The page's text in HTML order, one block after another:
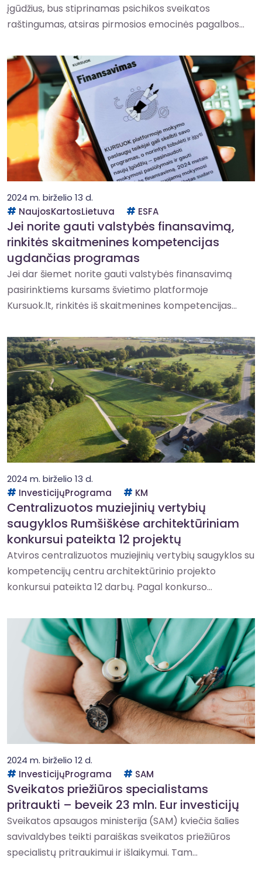
įgūdžius, bus stiprinamas psichikos sveikatos
raštingumas, atsiras pirmosios emocinės pagalbos...
2024 m. birželio 13 d.
NaujosKartosLietuva
ESFA
Jei norite gauti valstybės finansavimą,
rinkitės skaitmenines kompetencijas
ugdančias programas
Jei dar šiemet norite gauti valstybės finansavimą
pasirinktiems kursams švietimo platformoje
Kursuok.lt, rinkitės iš skaitmenines kompetencijas...
2024 m. birželio 13 d.
InvesticijųPrograma
KM
Centralizuotos muziejinių vertybių
saugyklos Rumšiškėse architektūriniam
konkursui pateikta 12 projektų
Atviros centralizuotos muziejinių vertybių saugyklos su
kompetencijų centru architektūrinio projekto
konkursui pateikta 12 darbų. Pagal konkurso...
2024 m. birželio 12 d.
InvesticijųPrograma
SAM
Sveikatos priežiūros specialistams
pritraukti – beveik 23 mln. Eur investicijų
Sveikatos apsaugos ministerija (SAM) kviečia šalies
savivaldybes teikti paraiškas sveikatos priežiūros
specialistų pritraukimui ir išlaikymui. Tam...